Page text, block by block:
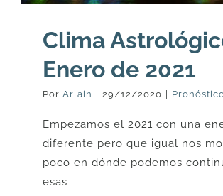
Clima
Enero de 2021
Por Arlain 29/12/2020
Empezamos el 2021 con una
diferente pero que igual nos
poco en dónde podemos
esas